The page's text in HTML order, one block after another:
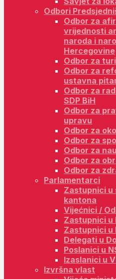
Odbori
Odbor za
vrijednosti
naroda i
Hercegovine
Odbor za
Odbor za
ustavna
Odbor za
SDP BiH
Odbor za
upravu
Odbor za
Odbor za
Odbor za
Odbor za
Odbor za
Parlamentarci
Zastupnici u
kantona
Vijećnici /
Zastupnici u
Zastupnici u
Delegati u
Poslanici u
Izaslanici u
Izvršna vlast